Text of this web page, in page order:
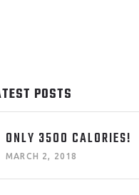
POSTS
ONLY 3500 CALORIES!
MARCH 2, 2018